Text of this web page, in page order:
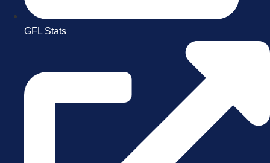
GFL Stats